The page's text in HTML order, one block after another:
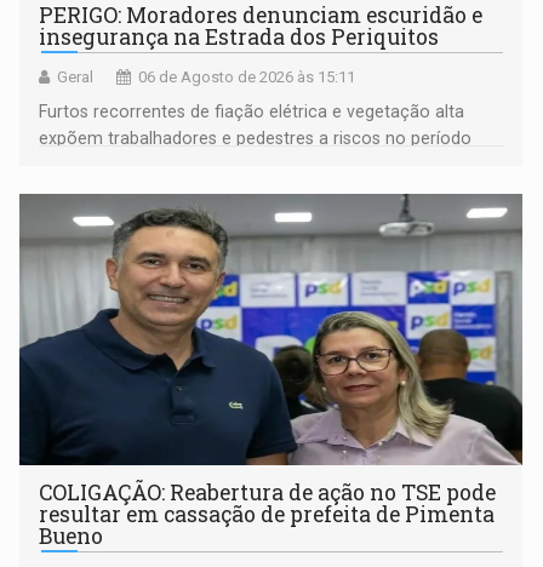
PERIGO: Moradores denunciam escuridão e
insegurança na Estrada dos Periquitos
Geral 06 de Agosto de 2026 às 15:11
Furtos recorrentes de fiação elétrica e vegetação alta
expõem trabalhadores e pedestres a riscos no período
COLIGAÇÃO: Reabertura de ação no TSE pode
resultar em cassação de prefeita de Pimenta
Bueno